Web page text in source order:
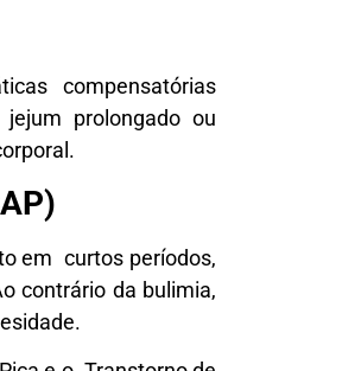
compensatórias
prolongado ou
em curtos períodos,
contrário da bulimia,